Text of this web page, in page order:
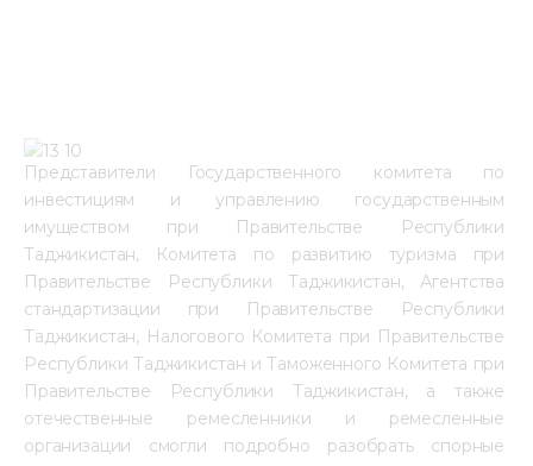
Представители Государственного комитета по
инвестициям и управлению государственным
имуществом при Правительстве Республики
Таджикистан, Комитета по развитию туризма при
Правительстве Республики Таджикистан, Агентства
стандартизации при Правительстве Республики
Таджикистан, Налогового Комитета при Правительстве
Республики Таджикистан и Таможенного Комитета при
Правительстве Республики Таджикистан, а также
отечественные ремесленники и ремесленные
организации смогли подробно разобрать спорные